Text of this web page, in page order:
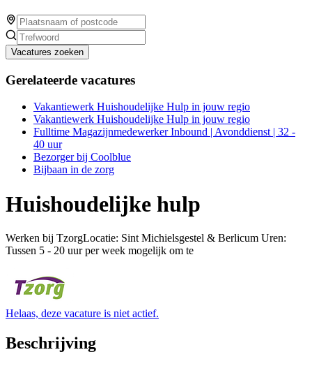
Vacatures zoeken
Gerelateerde vacatures
Vakantiewerk Huishoudelijke Hulp in jouw regio
Vakantiewerk Huishoudelijke Hulp in jouw regio
Fulltime Magazijnmedewerker Inbound | Avonddienst | 32 -
40 uur
Bezorger bij Coolblue
Bijbaan in de zorg
Huishoudelijke hulp
Werken bij TzorgLocatie: Sint Michielsgestel & Berlicum Uren:
Tussen 5 - 20 uur per week mogelijk om te
Helaas, deze vacature is niet actief.
Beschrijving